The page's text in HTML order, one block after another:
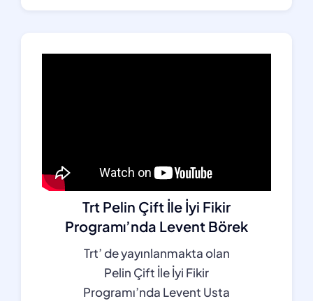
Trt Pelin Çift İle İyi Fikir
Programı’nda Levent Börek
Trt’ de yayınlanmakta olan
Pelin Çift İle İyi Fikir
Programı’nda Levent Usta